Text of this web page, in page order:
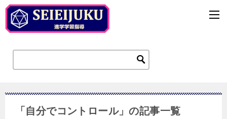
「自分でコントロール」の記事一覧